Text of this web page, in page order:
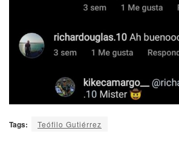
Tags: Teófilo Gutiérrez